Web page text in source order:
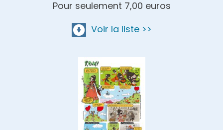
Pour seulement 7,00 euros
Voir la liste >>